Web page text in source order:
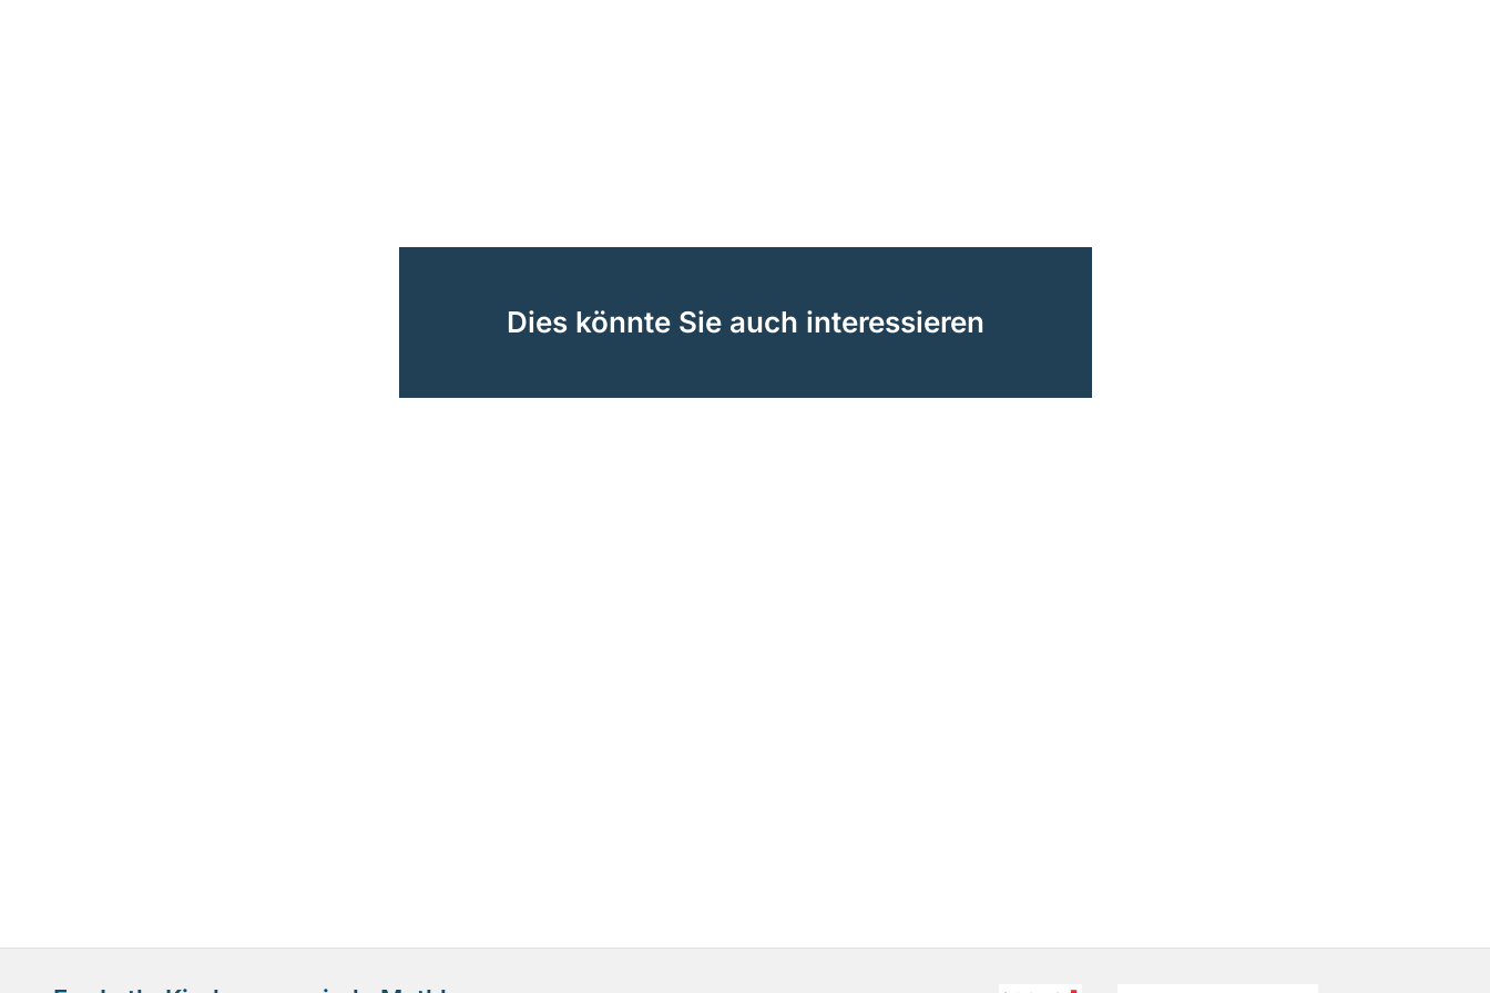
Dies könnte Sie auch interessieren